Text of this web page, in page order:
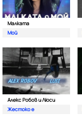
Малката
Мой
Алекс Робов и Люси
Жестоко е